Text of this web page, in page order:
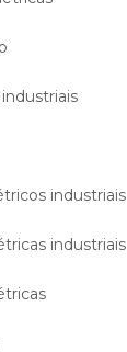
industriais
industriais